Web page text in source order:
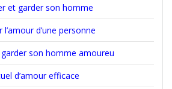
et garder son homme
l’amour d’une personne
son homme amoureu
d’amour efficace